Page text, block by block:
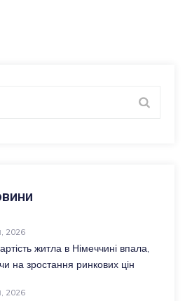
2026
житла в Німеччині впала,
на зростання ринкових цін
2026